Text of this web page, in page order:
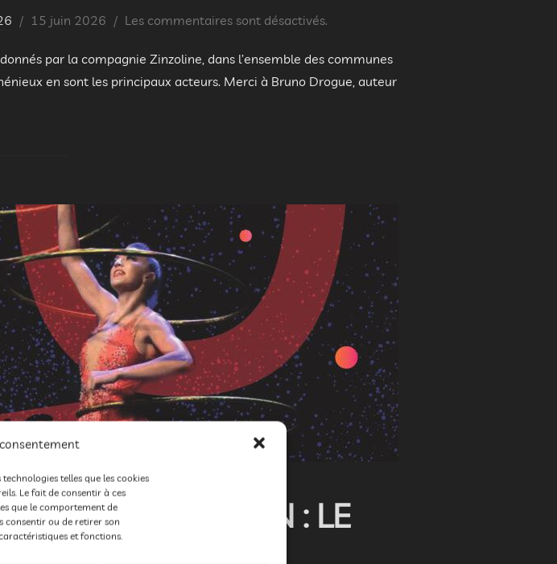
telles que les cookies
Le fait de consentir à ces
que le comportement de
consentir ou de retirer son
et fonctions.
Publié
15 juin 2026 Les commentaires sont désactivés.
par la compagnie Zinzoline, dans l’ensemble des communes
en sont les principaux acteurs. Merci à Bruno Drogue, auteur
– 20e ÉDITION : LE